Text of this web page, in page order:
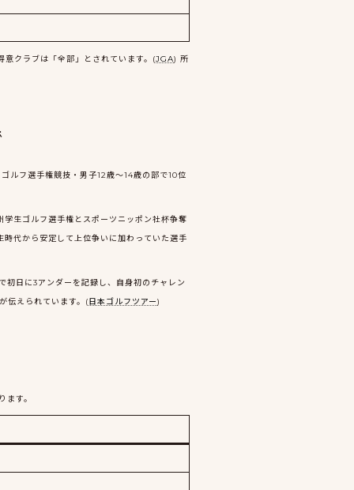
クラブは「全部」とされています。(JGA) 所
ルフ選手権競技・男子12歳〜14歳の部で10位
生ゴルフ選手権とスポーツニッポン社杯争奪
代から安定して上位争いに加わっていた選手
日に3アンダーを記録し、自身初のチャレン
伝えられています。( 日本ゴルフツアー)
す。